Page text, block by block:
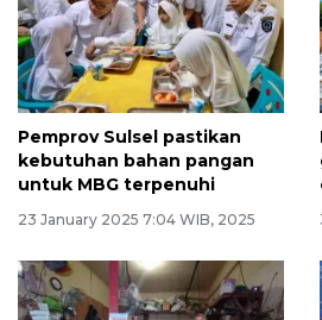
Pemprov Sulsel pastikan
kebutuhan bahan pangan
untuk MBG terpenuhi
23 January 2025 7:04 WIB, 2025